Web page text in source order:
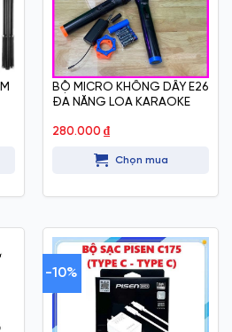
BỘ MICRO KHÔNG DÂY E26
ĐA NĂNG LOA KARAOKE
280.000 ₫
Chọn mua
-10%